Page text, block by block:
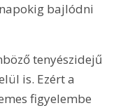
bajlódni
tenyészidejű
is. Ezért a
figyelembe